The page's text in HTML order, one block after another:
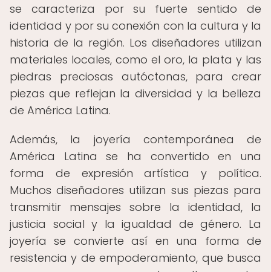
se caracteriza por su fuerte sentido de
identidad y por su conexión con la cultura y la
historia de la región. Los diseñadores utilizan
materiales locales, como el oro, la plata y las
piedras preciosas autóctonas, para crear
piezas que reflejan la diversidad y la belleza
de América Latina.
Además, la joyería contemporánea de
América Latina se ha convertido en una
forma de expresión artística y política.
Muchos diseñadores utilizan sus piezas para
transmitir mensajes sobre la identidad, la
justicia social y la igualdad de género. La
joyería se convierte así en una forma de
resistencia y de empoderamiento, que busca